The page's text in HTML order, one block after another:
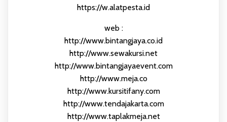
https://w.alatpesta.id
web :
http://www.bintangjaya.co.id
http://www.sewakursi.net
http://www.bintangjayaevent.com
http://www.meja.co
http://www.kursitifany.com
http://www.tendajakarta.com
http://www.taplakmeja.net